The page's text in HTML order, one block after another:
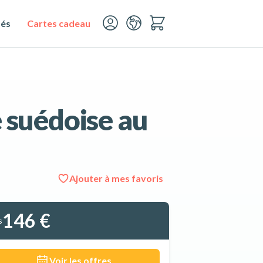
Cartes cadeau
au
Ajouter à mes favoris
Voir les 7 photos
146 €
Voir les offres